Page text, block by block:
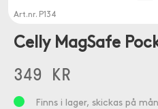
Art.nr. P134
Celly MagSafe
349 KR
Finns i lager, skickas på